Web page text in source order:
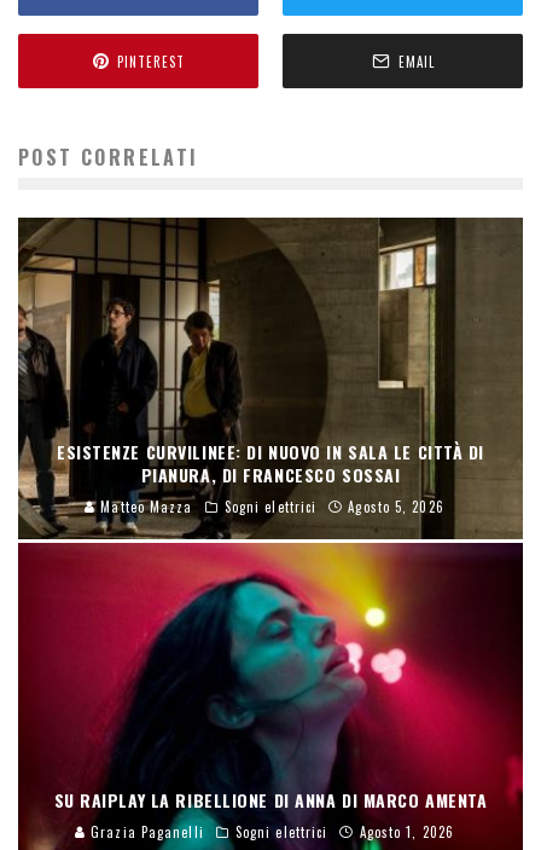
PINTEREST EMAIL
POST CORRELATI
ESISTENZE CURVILINEE: DI NUOVO IN SALA LE CITTÀ DI
PIANURA, DI FRANCESCO SOSSAI
Matteo Mazza Sogni elettrici Agosto 5, 2026
SU RAIPLAY LA RIBELLIONE DI ANNA DI MARCO AMENTA
Grazia Paganelli Sogni elettrici Agosto 1, 2026